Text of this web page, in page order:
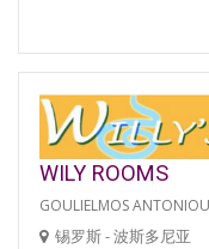
WILY ROOMS
GOULIELMOS
锡罗斯 - 波斯多尼亚